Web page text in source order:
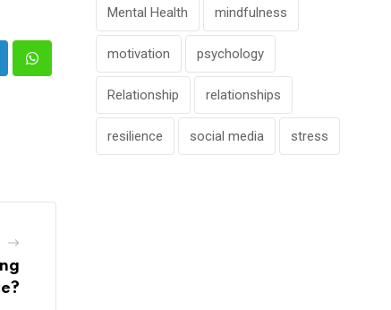
Whatsapp
Mental Health mindfulness
motivation psychology
Relationship relationships
resilience social media stress